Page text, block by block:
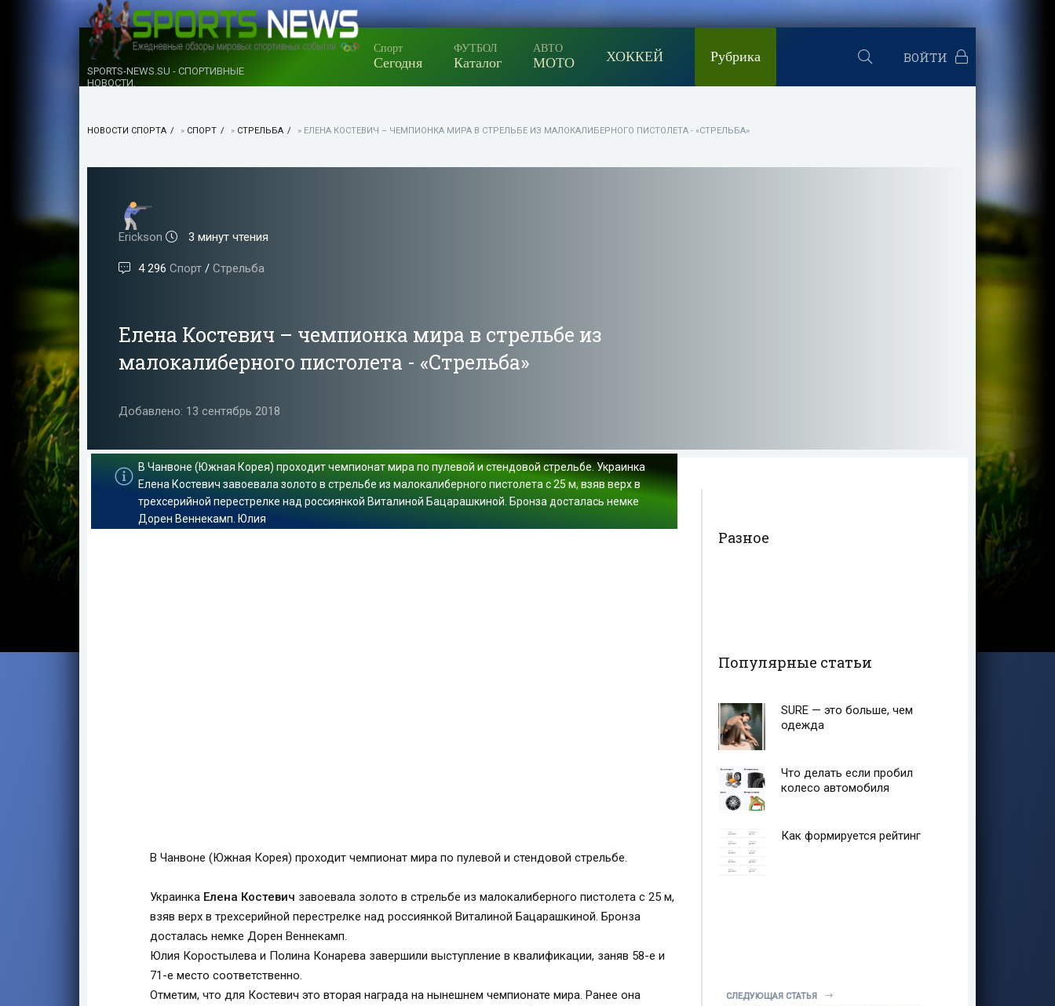
SPORTS-NEWS.SU - СПОРТИВНЫЕ
НОВОСТИ.
Спорт
Сегодня
ФУТБОЛ
Каталог
АВТО
МОТО ХОККЕЙ Рубрика ВОЙТИ
НОВОСТИ СПОРТА » СПОРТ » СТРЕЛЬБА » ЕЛЕНА КОСТЕВИЧ – ЧЕМПИОНКА МИРА В СТРЕЛЬБЕ ИЗ МАЛОКАЛИБЕРНОГО ПИСТОЛЕТА - «СТРЕЛЬБА»
Erickson 3 минут чтения
4 296 Спорт/ Стрельба
Елена Костевич – чемпионка мира в стрельбе из
малокалиберного пистолета - «Стрельба»
Добавлено: 13 сентябрь 2018
В Чанвоне (Южная Корея) проходит чемпионат мира по пулевой и стендовой стрельбе. Украинка
Елена Костевич завоевала золото в стрельбе из малокалиберного пистолета с 25 м, взяв верх в
трехсерийной перестрелке над россиянкой Виталиной Бацарашкиной. Бронза досталась немке
Дорен Веннекамп. Юлия
В Чанвоне (Южная Корея) проходит чемпионат мира по пулевой и стендовой стрельбе.
Украинка Елена Костевич завоевала золото в стрельбе из малокалиберного пистолета с 25 м,
взяв верх в трехсерийной перестрелке над россиянкой Виталиной Бацарашкиной. Бронза
досталась немке Дорен Веннекамп.
Юлия Коростылева и Полина Конарева завершили выступление в квалификации, заняв 58-е и
71-е место соответственно.
Отметим, что для Костевич это вторая награда на нынешнем чемпионате мира. Ранее она
Разное
Популярные статьи
SURE — это больше, чем
одежда
Что делать если пробил
колесо автомобиля
Как формируется рейтинг
СЛЕДУЮЩАЯ СТАТЬЯ